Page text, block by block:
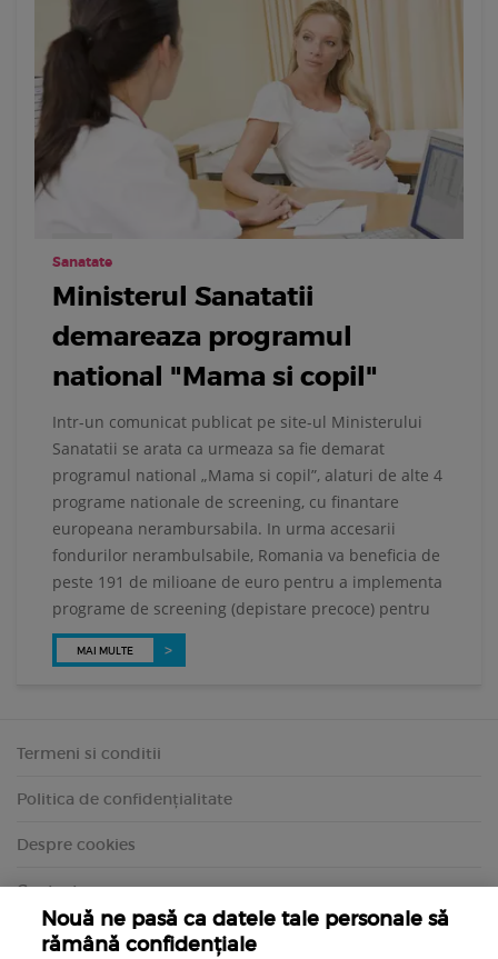
Sanatate
Ministerul Sanatatii
demareaza programul
national "Mama si copil"
Intr-un comunicat publicat pe site-ul Ministerului
Sanatatii se arata ca urmeaza sa fie demarat
programul national „Mama si copil”, alaturi de alte 4
programe nationale de screening, cu finantare
europeana nerambursabila. In urma accesarii
fondurilor nerambulsabile, Romania va beneficia de
peste 191 de milioane de euro pentru a implementa
programe de screening (depistare precoce) pentru
MAI MULTE
Termeni si conditii
Politica de confidențialitate
Despre cookies
Contact
Nouă ne pasă ca datele tale personale să
rămână confidențiale